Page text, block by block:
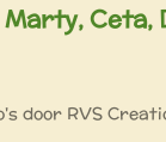
Ceta,
door RVS